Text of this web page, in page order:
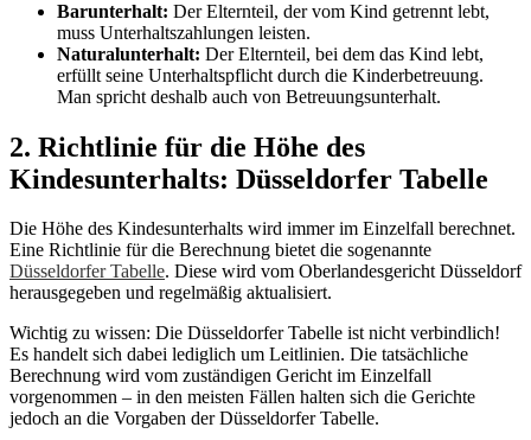
Barunterhalt: Der Elternteil, der vom Kind getrennt lebt,
muss Unterhaltszahlungen leisten.
Naturalunterhalt: Der Elternteil, bei dem das Kind lebt,
erfüllt seine Unterhaltspflicht durch die Kinderbetreuung.
Man spricht deshalb auch von Betreuungsunterhalt.
2. Richtlinie für die Höhe des
Kindesunterhalts: Düsseldorfer Tabelle
Die Höhe des Kindesunterhalts wird immer im Einzelfall berechnet.
Eine Richtlinie für die Berechnung bietet die sogenannte
Düsseldorfer Tabelle. Diese wird vom Oberlandesgericht Düsseldorf
herausgegeben und regelmäßig aktualisiert.
Wichtig zu wissen: Die Düsseldorfer Tabelle ist nicht verbindlich!
Es handelt sich dabei lediglich um Leitlinien. Die tatsächliche
Berechnung wird vom zuständigen Gericht im Einzelfall
vorgenommen – in den meisten Fällen halten sich die Gerichte
jedoch an die Vorgaben der Düsseldorfer Tabelle.